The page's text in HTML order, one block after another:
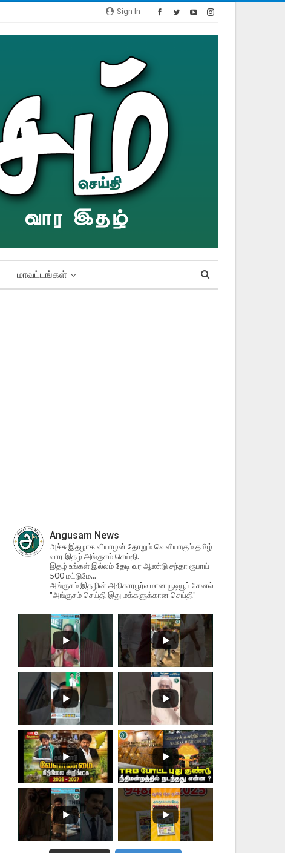
Sign In
மாவட்டங்கள்
Angusam News
அச்சு இதழாக வியாழன் தோறும் வெளியாகும் தமிழ்
வார இதழ் அங்குசம் செய்தி.
இதழ் உங்கள் இல்லம் தேடி வர ஆண்டு சந்தா ரூபாய்
500 மட்டுமே...
அங்குசம் இதழின் அதிகாரபூர்வமான யூடியூப் சேனல்
"அங்குசம் செய்தி இது மக்களுக்கான செய்தி"